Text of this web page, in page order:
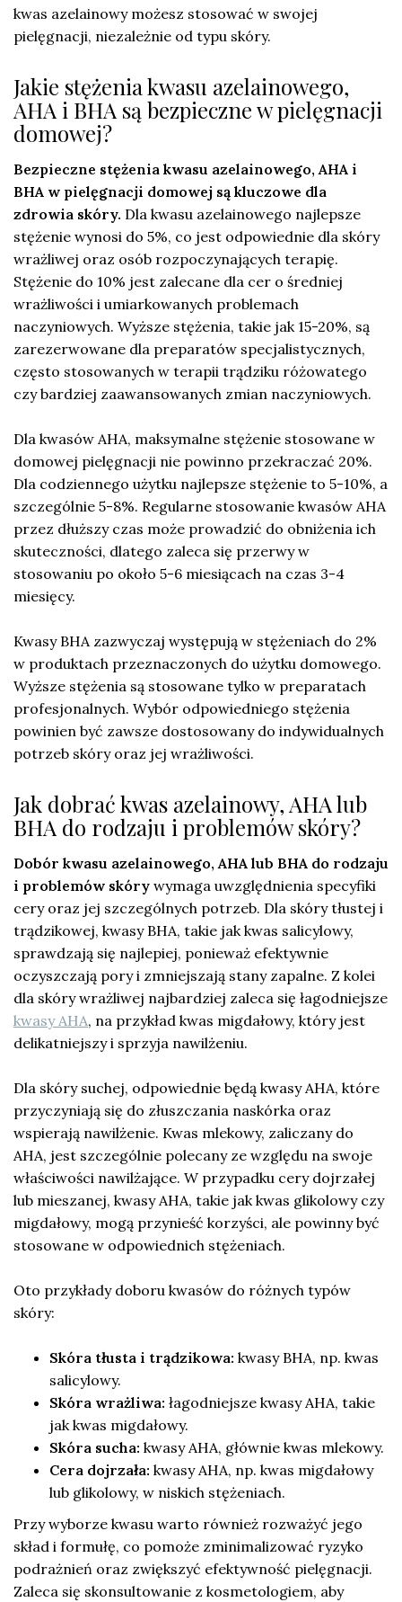
kwas azelainowy możesz stosować w swojej
pielęgnacji, niezależnie od typu skóry.
Jakie stężenia kwasu azelainowego,
AHA i BHA są bezpieczne w pielęgnacji
domowej?
Bezpieczne stężenia kwasu azelainowego, AHA i
BHA w pielęgnacji domowej są kluczowe dla
zdrowia skóry. Dla kwasu azelainowego najlepsze
stężenie wynosi do 5%, co jest odpowiednie dla skóry
wrażliwej oraz osób rozpoczynających terapię.
Stężenie do 10% jest zalecane dla cer o średniej
wrażliwości i umiarkowanych problemach
naczyniowych. Wyższe stężenia, takie jak 15-20%, są
zarezerwowane dla preparatów specjalistycznych,
często stosowanych w terapii trądziku różowatego
czy bardziej zaawansowanych zmian naczyniowych.
Dla kwasów AHA, maksymalne stężenie stosowane w
domowej pielęgnacji nie powinno przekraczać 20%.
Dla codziennego użytku najlepsze stężenie to 5-10%, a
szczególnie 5-8%. Regularne stosowanie kwasów AHA
przez dłuższy czas może prowadzić do obniżenia ich
skuteczności, dlatego zaleca się przerwy w
stosowaniu po około 5-6 miesiącach na czas 3-4
miesięcy.
Kwasy BHA zazwyczaj występują w stężeniach do 2%
w produktach przeznaczonych do użytku domowego.
Wyższe stężenia są stosowane tylko w preparatach
profesjonalnych. Wybór odpowiedniego stężenia
powinien być zawsze dostosowany do indywidualnych
potrzeb skóry oraz jej wrażliwości.
Jak dobrać kwas azelainowy, AHA lub
BHA do rodzaju i problemów skóry?
Dobór kwasu azelainowego, AHA lub BHA do rodzaju
i problemów skóry wymaga uwzględnienia specyfiki
cery oraz jej szczególnych potrzeb. Dla skóry tłustej i
trądzikowej, kwasy BHA, takie jak kwas salicylowy,
sprawdzają się najlepiej, ponieważ efektywnie
oczyszczają pory i zmniejszają stany zapalne. Z kolei
dla skóry wrażliwej najbardziej zaleca się łagodniejsze
kwasy AHA, na przykład kwas migdałowy, który jest
delikatniejszy i sprzyja nawilżeniu.
Dla skóry suchej, odpowiednie będą kwasy AHA, które
przyczyniają się do złuszczania naskórka oraz
wspierają nawilżenie. Kwas mlekowy, zaliczany do
AHA, jest szczególnie polecany ze względu na swoje
właściwości nawilżające. W przypadku cery dojrzałej
lub mieszanej, kwasy AHA, takie jak kwas glikolowy czy
migdałowy, mogą przynieść korzyści, ale powinny być
stosowane w odpowiednich stężeniach.
Oto przykłady doboru kwasów do różnych typów
skóry:
Skóra tłusta i trądzikowa: kwasy BHA, np. kwas
salicylowy.
Skóra wrażliwa: łagodniejsze kwasy AHA, takie
jak kwas migdałowy.
Skóra sucha: kwasy AHA, głównie kwas mlekowy.
Cera dojrzała: kwasy AHA, np. kwas migdałowy
lub glikolowy, w niskich stężeniach.
Przy wyborze kwasu warto również rozważyć jego
skład i formułę, co pomoże zminimalizować ryzyko
podrażnień oraz zwiększyć efektywność pielęgnacji.
Zaleca się skonsultowanie z kosmetologiem, aby